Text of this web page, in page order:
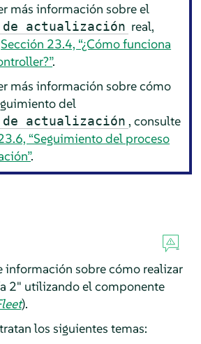
más información sobre el
de actualización real,
Sección 23.4, “¿Cómo funciona
.
más información sobre cómo
del
de actualización , consulte
“Seguimiento del proceso
.
información sobre cómo realizar
2" utilizando el componente
).
los siguientes temas: